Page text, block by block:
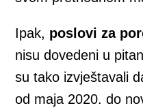
Ipak, poslovi za
nisu dovedeni u
su tako izvještavali
od maja 2020. do